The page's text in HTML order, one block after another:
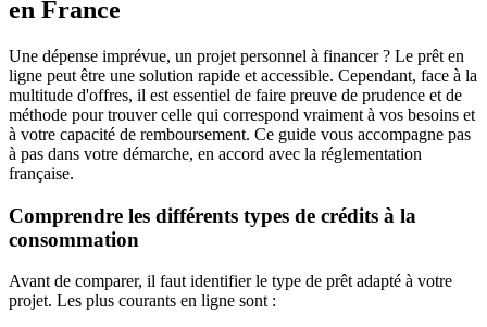
en France
Une dépense imprévue, un projet personnel à financer ? Le prêt en
ligne peut être une solution rapide et accessible. Cependant, face à la
multitude d'offres, il est essentiel de faire preuve de prudence et de
méthode pour trouver celle qui correspond vraiment à vos besoins et
à votre capacité de remboursement. Ce guide vous accompagne pas
à pas dans votre démarche, en accord avec la réglementation
française.
Comprendre les différents types de crédits à la
consommation
Avant de comparer, il faut identifier le type de prêt adapté à votre
projet. Les plus courants en ligne sont :